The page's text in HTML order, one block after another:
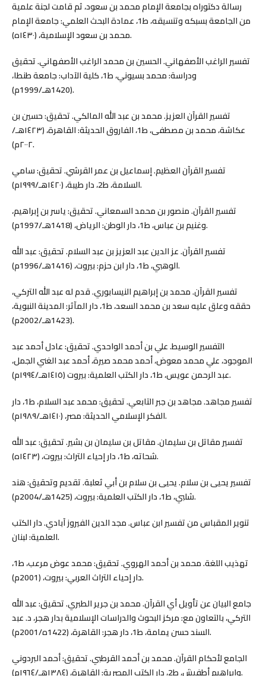
رسالة دكتوراه بجامعة الإمام محمد بن سعود، ثم قامت لجنة علمية
من الجامعة بسبكه وتنسيقه، ط1، عمادة البحث العلمي: جامعة الإمام
محمد بن سعود الإسلامية، (١٤٣٠ه).
تفسير الراغب الأصفهاني. الحسين بن محمد الراغب الأصفهاني. تحقيق
ودراسة: محمد بسيوني، ط1، كلية الآداب: جامعة طنطا،
(1420هـ/1999م).
تفسير القرآن العزيز. محمد بن عبد الله المالكي. تحقيق: حسين بن
عكاشة، محمد بن مصطفى، ط1، الفاروق الحديثة: القاهرة، (١٤٢٣هـ/
٢٠٠٢م).
تفسير القرآن العظيم. إسماعيل بن عمر القرشي. تحقيق: سامي
السلامة، ط2، دار طيبة، (١٤٢٠هـ/١٩٩٩م).
تفسير القرآن. منصور بن محمد السمعاني. تحقيق: ياسر بن إبراهيم،
وغنيم بن عباس، ط1، دار الوطن: الرياض، (1418هـ/1997م).
تفسير القرآن. عز الدين عبد العزيز بن عبد السلام. تحقيق: عبد الله
الوهبي، ط1، دار ابن حزم: بيروت، (1416هـ/1996م).
تفسير القرآن. محمد بن إبراهيم النيسابوري. قدم له عبد الله التركي،
حققه وعلق عليه سعد بن محمد السعد، ط1، دار المآثر: المدينة النبوية،
(1423هـ/2002م).
التفسير الوسيط. علي بن أحمد الواحدي. تحقيق: عادل أحمد عبد
الموجود، علي محمد معوض، أحمد محمد صيرة، أحمد عبد الغني الجمل،
عبد الرحمن عويس، ط1، دار الكتب العلمية: بيروت (١٤١٥هـ/١٩٩٤م).
تفسير مجاهد. مجاهد بن جبر التابعي. تحقيق: محمد عبد السلام، ط1، دار
الفكر الإسلامي الحديثة: مصر، (١٤١٠هـ/١٩٨٩م).
تفسير مقاتل بن سليمان. مقاتل بن سليمان بن بشير. تحقيق: عبد الله
شحاته، ط1، دار إحياء التراث: بيروت، (١٤٢٣ه).
تفسير يحيى بن سلام. يحيى بن سلام بن أبي ثعلبة. تقديم وتحقيق: هند
شلبي، ط1، دار الكتب العلمية: بيروت، (1425هـ/2004م).
تنوير المقباس من تفسير ابن عباس. مجد الدين الفيروز آبادي. دار الكتب
العلمية: لبنان.
تهذيب اللغة. محمد بن أحمد الهروي. تحقيق: محمد عوض مرعب، ط1،
دار إحياء التراث العربي: بيروت، (2001م).
جامع البيان عن تأويل أي القرآن. محمد بن جرير الطبري. تحقيق: عبد الله
التركي، بالتعاون مع: مركز البحوث والدراسات الإسلامية بدار هجر، د. عبد
السند حسن يمامة، ط1، دار هجر: القاهرة، (1422ه/2001م).
الجامع لأحكام القرآن. محمد بن أحمد القرطبي. تحقيق: أحمد البردوني
وإبراهيم أطفيش، ط2، دار الكتب المصرية: القاهرة، (١٣٨٤هـ/١٩٦٤م).